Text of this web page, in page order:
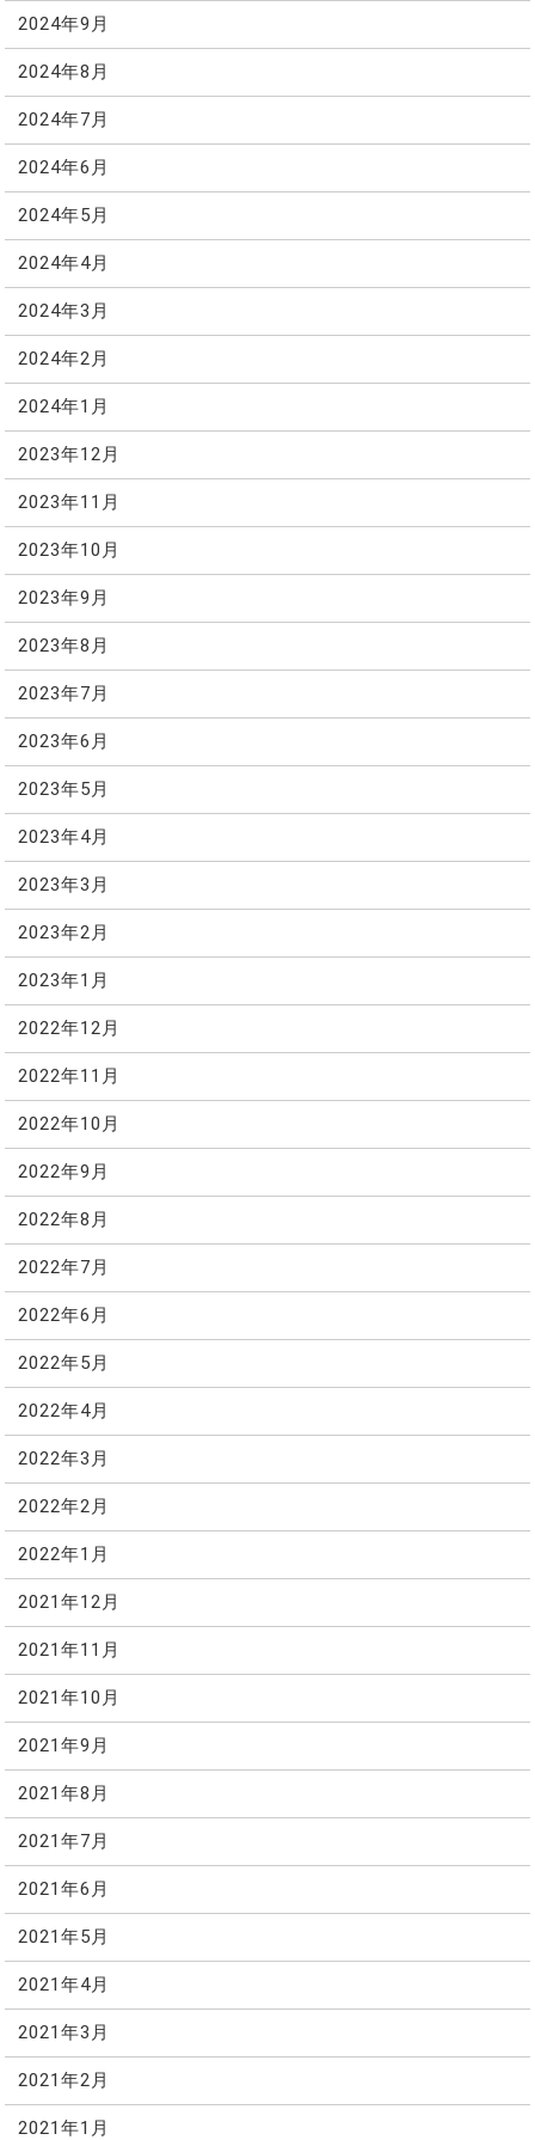
2024年9月
2024年8月
2024年7月
2024年6月
2024年5月
2024年4月
2024年3月
2024年2月
2024年1月
2023年12月
2023年11月
2023年10月
2023年9月
2023年8月
2023年7月
2023年6月
2023年5月
2023年4月
2023年3月
2023年2月
2023年1月
2022年12月
2022年11月
2022年10月
2022年9月
2022年8月
2022年7月
2022年6月
2022年5月
2022年4月
2022年3月
2022年2月
2022年1月
2021年12月
2021年11月
2021年10月
2021年9月
2021年8月
2021年7月
2021年6月
2021年5月
2021年4月
2021年3月
2021年2月
2021年1月